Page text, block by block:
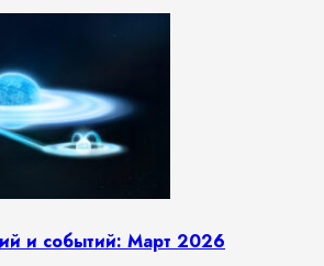
и событий: Март 2026